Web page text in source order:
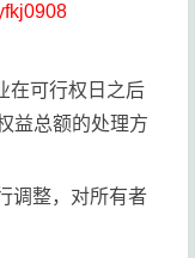
在可行权日之后
益总额的处理方
调整，对所有者